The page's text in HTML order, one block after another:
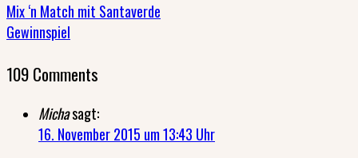
Mix ‘n Match mit Santaverde
Gewinnspiel
109 Comments
Michasagt:
16. November 2015 um 13:43 Uhr